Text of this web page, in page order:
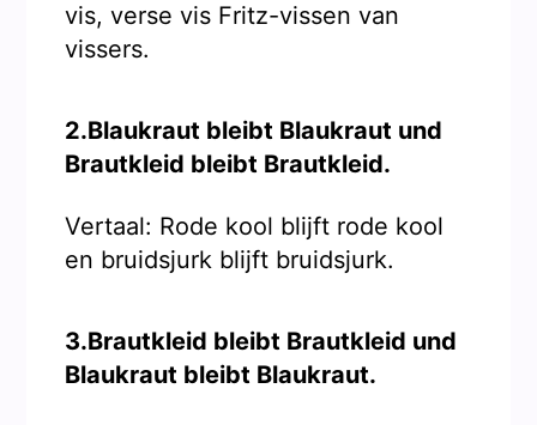
vis, verse vis Fritz-vissen van
vissers.
2.Blaukraut bleibt Blaukraut und
Brautkleid bleibt Brautkleid.
Vertaal: Rode kool blijft rode kool
en bruidsjurk blijft bruidsjurk.
3.Brautkleid bleibt Brautkleid und
Blaukraut bleibt Blaukraut.